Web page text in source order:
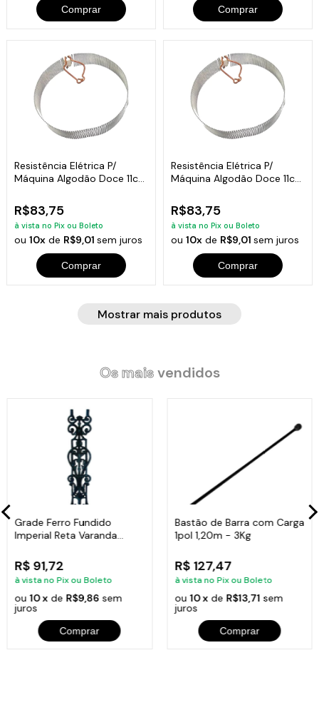
Comprar Comprar
Resistência Elétrica P/
Máquina Algodão Doce 11cm
R$83,75
à vista no Pix ou Boleto
ou10x de R$9,01sem juros
Comprar
Resistência Elétrica P/
Máquina Algodão Doce 11cm
R$83,75
à vista no Pix ou Boleto
ou 10xde R$9,01 sem juros
Comprar
Mostrar mais produtos
Os maisvendidos
Grade Ferro Fundido
Imperial Reta Varanda
R$ 91,72
à vista no Pix ou Boleto
ou10 x de R$9,86 sem
juros
Comprar
Bastão de Barra com Carga
1pol 1,20m - 3Kg
R$ 127,47
à vista no Pix ou Boleto
ou 10 x de R$13,71 sem
juros
Comprar